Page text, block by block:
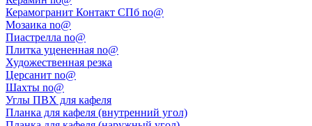
Керамогранит Контакт СПб no@
Мозаика no@
Пиастрелла no@
Плитка уцененная no@
Художественная резка
Церсанит no@
Шахты no@
Углы ПВХ для кафеля
Планка для кафеля (внутренний угол)